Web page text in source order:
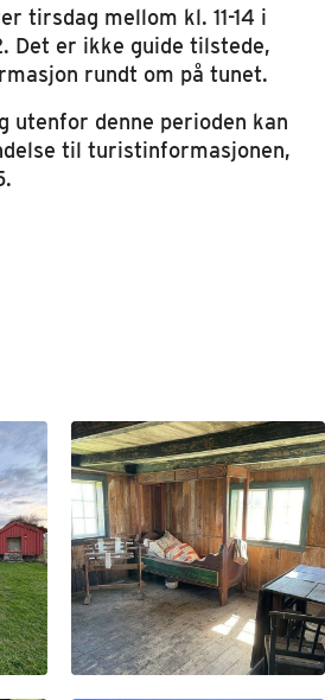
tirsdag mellom kl. 11-14 i
Det er ikke guide tilstede,
rundt om på tunet.
utenfor denne perioden kan
til turistinformasjonen,